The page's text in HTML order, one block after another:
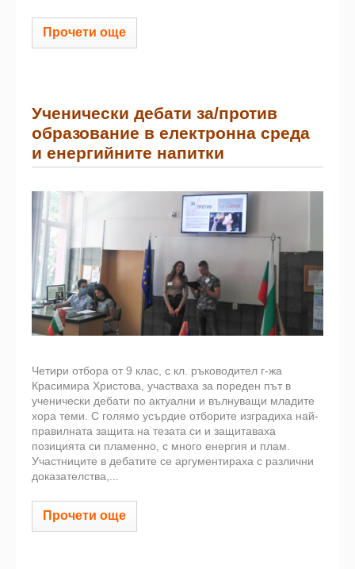
Прочети още
Ученически дебати за/против
образование в електронна среда
и енергийните напитки
Четири отбора от 9 клас, с кл. ръководител г-жа
Красимира Христова, участваха за пореден път в
ученически дебати по актуални и вълнуващи младите
хора теми. С голямо усърдие отборите изградиха най-
правилната защита на тезата си и защитаваха
позицията си пламенно, с много енергия и плам.
Участниците в дебатите се аргументираха с различни
доказателства,...
Прочети още